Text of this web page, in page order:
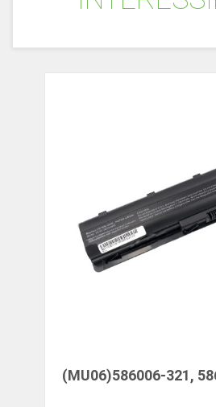
(MU06)586006-321,